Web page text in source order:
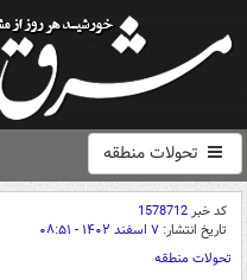
تحولات منطقه
کد خبر1578712
تاریخ انتشار: ۷ اسفند ۱۴۰۲ - ۰۸:۵۱
تحولات منطقه